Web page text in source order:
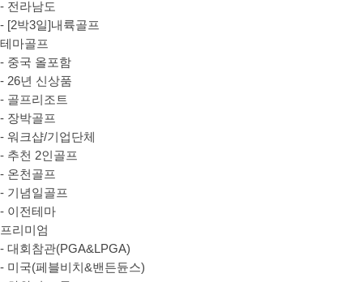
- 전라남도
- [2박3일]내륙골프
테마골프
- 중국 올포함
- 26년 신상품
- 골프리조트
- 장박골프
- 워크샵/기업단체
- 추천 2인골프
- 온천골프
- 기념일골프
- 이전테마
프리미엄
- 대회참관(PGA&LPGA)
- 미국(페블비치&밴든듄스)